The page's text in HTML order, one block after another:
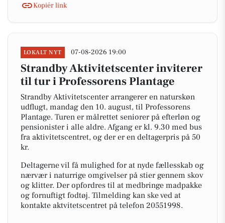
Kopiér link
LOKALT NYT 07-08-2026 19:00
Strandby Aktivitetscenter inviterer
til tur i Professorens Plantage
Strandby Aktivitetscenter arrangerer en naturskøn
udflugt, mandag den 10. august, til Professorens
Plantage. Turen er målrettet seniorer på efterløn og
pensionister i alle aldre. Afgang er kl. 9.30 med bus
fra aktivitetscentret, og der er en deltagerpris på 50
kr.
Deltagerne vil få mulighed for at nyde fællesskab og
nærvær i naturrige omgivelser på stier gennem skov
og klitter. Der opfordres til at medbringe madpakke
og fornuftigt fodtøj. Tilmelding kan ske ved at
kontakte aktvitetscentret på telefon 20551998.